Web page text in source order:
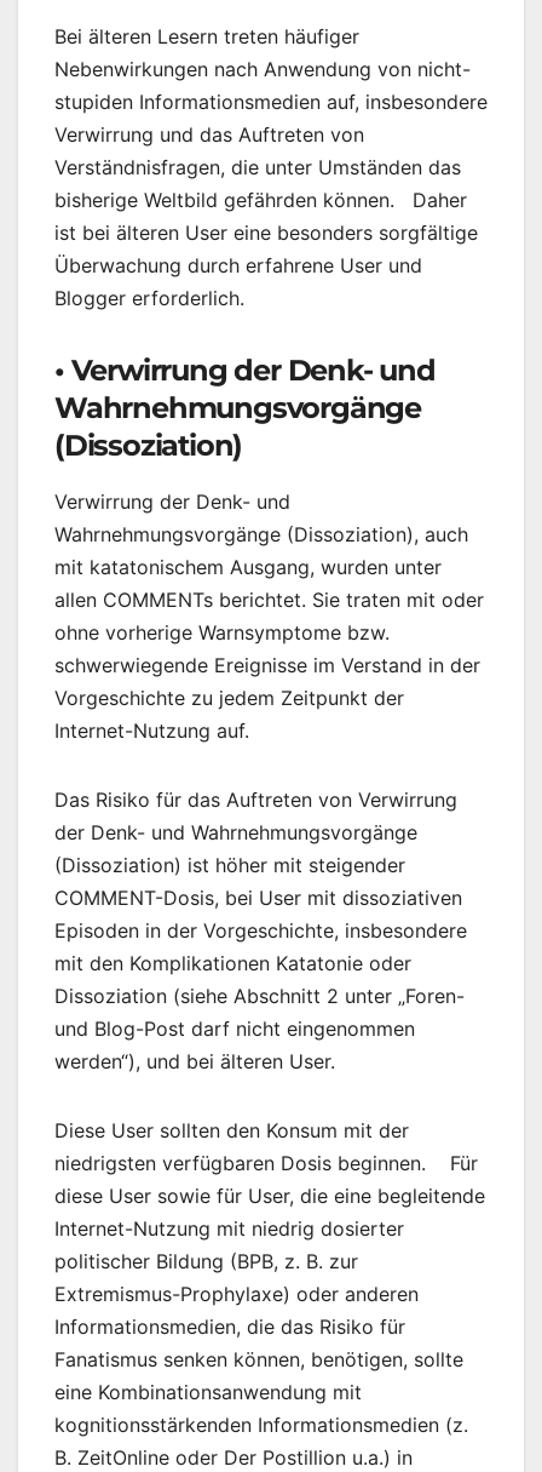
Bei älteren Lesern treten häufiger
Nebenwirkungen nach Anwendung von nicht-
stupiden Informationsmedien auf, insbesondere
Verwirrung und das Auftreten von
Verständnisfragen, die unter Umständen das
bisherige Weltbild gefährden können. Daher
ist bei älteren User eine besonders sorgfältige
Überwachung durch erfahrene User und
Blogger erforderlich.
• Verwirrung der Denk- und
Wahrnehmungsvorgänge
(Dissoziation)
Verwirrung der Denk- und
Wahrnehmungsvorgänge (Dissoziation), auch
mit katatonischem Ausgang, wurden unter
allen COMMENTs berichtet. Sie traten mit oder
ohne vorherige Warnsymptome bzw.
schwerwiegende Ereignisse im Verstand in der
Vorgeschichte zu jedem Zeitpunkt der
Internet-Nutzung auf.
Das Risiko für das Auftreten von Verwirrung
der Denk- und Wahrnehmungsvorgänge
(Dissoziation) ist höher mit steigender
COMMENT-Dosis, bei User mit dissoziativen
Episoden in der Vorgeschichte, insbesondere
mit den Komplikationen Katatonie oder
Dissoziation (siehe Abschnitt 2 unter „Foren-
und Blog-Post darf nicht eingenommen
werden“), und bei älteren User.
Diese User sollten den Konsum mit der
niedrigsten verfügbaren Dosis beginnen. Für
diese User sowie für User, die eine begleitende
Internet-Nutzung mit niedrig dosierter
politischer Bildung (BPB, z. B. zur
Extremismus-Prophylaxe) oder anderen
Informationsmedien, die das Risiko für
Fanatismus senken können, benötigen, sollte
eine Kombinationsanwendung mit
kognitionsstärkenden Informationsmedien (z.
B. ZeitOnline oder Der Postillion u.a.) in